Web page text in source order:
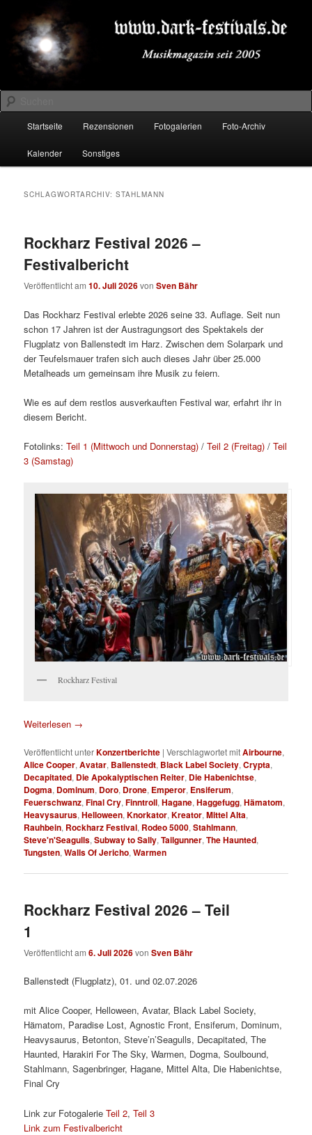
primären
Inhalt
springen
sekundären
Inhalt
springenDARK-FESTIVALS.DE
Suchen
Startseite Rezensionen Fotogalerien Foto-Archiv
Kalender Sonstiges
SCHLAGWORTARCHIV:STAHLMANN
Rockharz Festival 2026 –
Festivalbericht
Veröffentlicht am10. Juli 2026vonSven Bähr
Das Rockharz Festival erlebte 2026 seine 33. Auflage. Seit nun
schon 17 Jahren ist der Austragungsort des Spektakels der
Flugplatz von Ballenstedt im Harz. Zwischen dem Solarpark und
der Teufelsmauer trafen sich auch dieses Jahr über 25.000
Metalheads um gemeinsam ihre Musik zu feiern.
Wie es auf dem restlos ausverkauften Festival war, erfahrt ihr in
diesem Bericht.
Fotolinks:Teil 1 (Mittwoch und Donnerstag) /Teil 2 (Freitag) /Teil
3 (Samstag)
Rockharz Festival
Weiterlesen →
Veröffentlicht unterKonzertberichte |Verschlagwortet mitAirbourne,
Alice Cooper,Avatar, Ballenstedt, Black Label Society,Crypta,
Decapitated, Die Apokalyptischen Reiter, Die Habenichtse,
Dogma, Dominum, Doro, Drone, Emperor, Ensiferum,
Feuerschwanz,Final Cry,Finntroll,Hagane,Haggefugg,Hämatom,
Heavysaurus,Helloween,Knorkator,Kreator,Mittel Alta,
Rauhbein, Rockharz Festival, Rodeo 5000,Stahlmann,
Steve'n'Seagulls,Subway to Sally,Tailgunner,The Haunted,
Tungsten,Walls Of Jericho,Warmen
Rockharz Festival 2026 – Teil
1
Veröffentlicht am6. Juli 2026vonSven Bähr
Ballenstedt (Flugplatz), 01. und 02.07.2026
mit Alice Cooper, Helloween, Avatar, Black Label Society,
Hämatom, Paradise Lost, Agnostic Front, Ensiferum, Dominum,
Heavysaurus, Betonton, Steve’n’Seagulls, Decapitated, The
Haunted, Harakiri For The Sky, Warmen, Dogma, Soulbound,
Stahlmann, Sagenbringer, Hagane, Mittel Alta, Die Habenichtse,
Final Cry
Link zur FotogalerieTeil 2,Teil 3
Link zum Festivalbericht